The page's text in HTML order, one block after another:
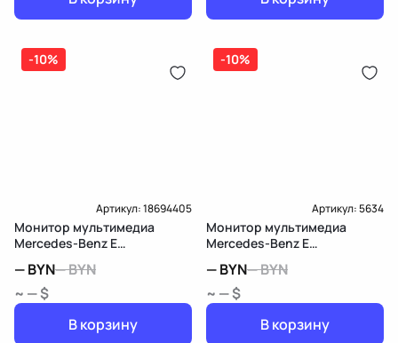
-10%
Артикул:18694405
Монитор мультимедиа
Mercedes-Benz E
—BYN—BYN
~ — $
В корзину
-10%
Артикул:5634
Монитор мультимедиа
Mercedes-Benz E
—BYN—BYN
~ — $
В корзину